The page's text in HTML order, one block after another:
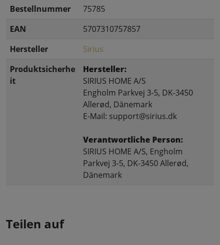
Bestellnummer
75785
EAN
5707310757857
Hersteller
Sirius
Produktsicherhe
it
Hersteller:
SIRIUS HOME A/S
Engholm Parkvej 3-5, DK-3450
Allerød, Dänemark
E-Mail: support@sirius.dk
Verantwortliche Person:
SIRIUS HOME A/S, Engholm
Parkvej 3-5, DK-3450 Allerød,
Dänemark
Teilen auf